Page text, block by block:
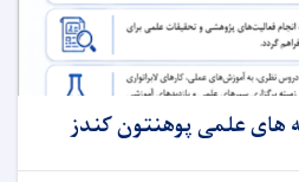
های علمی پوهنتون کندز